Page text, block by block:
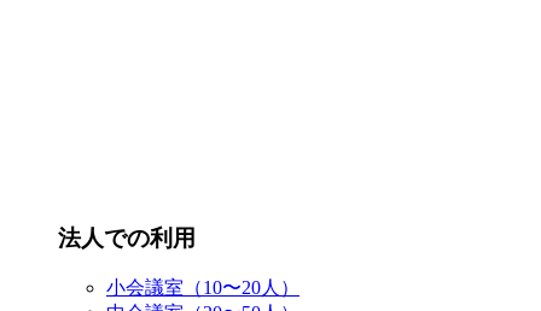
法人での利用
小会議室（10〜20人）